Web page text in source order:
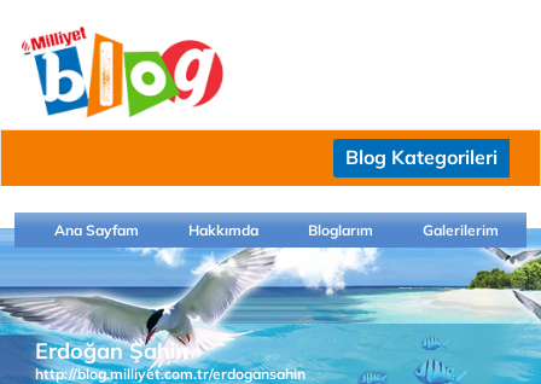
Blog Kategorileri
Ana Sayfam Hakkımda Bloglarım Galerilerim
Erdoğan Şahin
http://blog.milliyet.com.tr/erdogansahin